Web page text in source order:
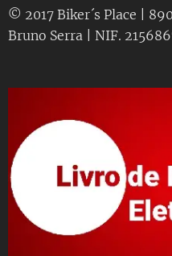
© 2017 Biker´s Place |
Bruno Serra | NIF.